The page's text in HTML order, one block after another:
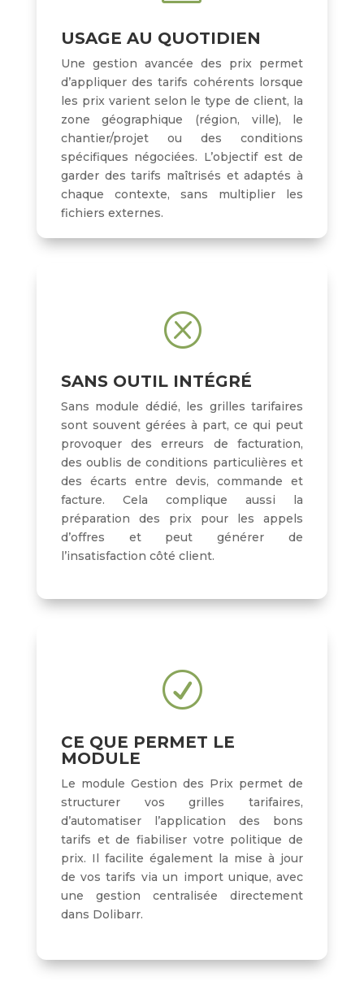
USAGE AU QUOTIDIEN
Une gestion avancée des prix permet
d’appliquer des tarifs cohérents lorsque
les prix varient selon le type de client, la
zone géographique (région, ville), le
chantier/projet ou des conditions
spécifiques négociées. L’objectif est de
garder des tarifs maîtrisés et adaptés à
chaque contexte, sans multiplier les
fichiers externes.
Q
SANS OUTIL INTÉGRÉ
Sans module dédié, les grilles tarifaires
sont souvent gérées à part, ce qui peut
provoquer des erreurs de facturation,
des oublis de conditions particulières et
des écarts entre devis, commande et
facture. Cela complique aussi la
préparation des prix pour les appels
d’offres et peut générer de
l’insatisfaction côté client.
R
CE QUE PERMET LE
MODULE
Le module Gestion des Prix permet de
structurer vos grilles tarifaires,
d’automatiser l’application des bons
tarifs et de fiabiliser votre politique de
prix. Il facilite également la mise à jour
de vos tarifs via un import unique, avec
une gestion centralisée directement
dans Dolibarr.